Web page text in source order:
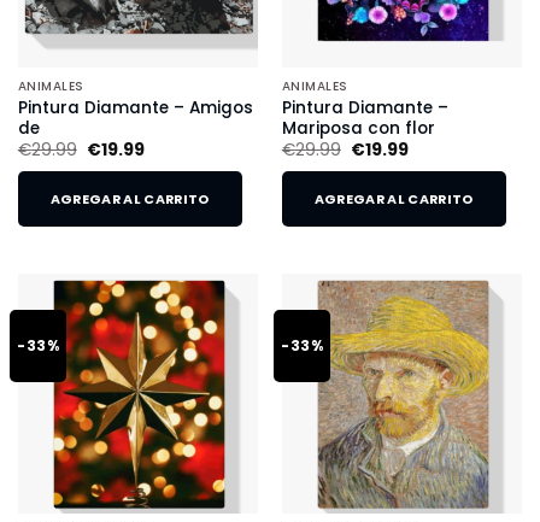
ANIMALES
Pintura Diamante – Amigos
de
€29.99 €19.99
AGREGAR AL CARRITO
ANIMALES
Pintura Diamante –
Mariposa con flor
€29.99 €19.99
AGREGAR AL CARRITO
-33% -33%